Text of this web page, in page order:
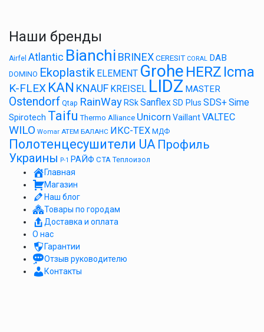
Наши бренды
Airfel Atlantic Bianchi BRINEXCERESIT CORAL DAB
DOMINO Ekoplastik ELEMENT Grohe HERZ Icma
K-FLEX KAN KNAUF KREISEL LIDZ MASTER
Ostendorf Qtap RainWay RSkSanflexSD Plus SDS+Sime
Spirotech Taifu Thermo Alliance Unicorn VaillantVALTEC
WILO Womar АТЕМ БАЛАНС ИКС-ТЕХ МДФ
Полотенцесушители UA Профиль
Украины Р-1 РАЙФ СТА Теплоизол
Главная
Магазин
Наш блог
Товары по городам
Доставка и оплата
О нас
Гарантии
Отзыв руководителю
Контакты